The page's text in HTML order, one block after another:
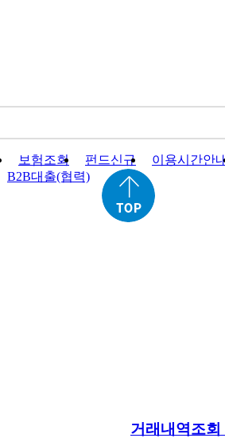
보험조회 펀드신규
이용시간안
B2B대출(협력)
거래내역조회